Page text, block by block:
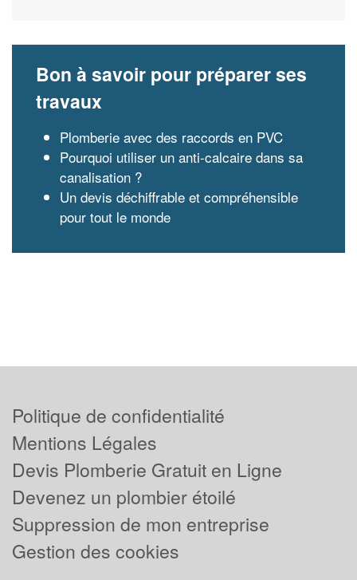
Bon à savoir pour préparer ses
travaux
Plomberie avec des raccords en PVC
Pourquoi utiliser un anti-calcaire dans sa
canalisation ?
Un devis déchiffrable et compréhensible
pour tout le monde
Politique de confidentialité
Mentions Légales
Devis Plomberie Gratuit en Ligne
Devenez un plombier étoilé
Suppression de mon entreprise
Gestion des cookies